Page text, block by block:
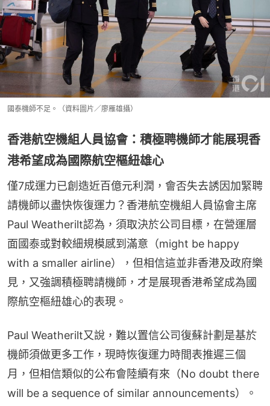
國泰機師不足。（資料圖片／廖雁雄攝）
香港航空機組人員協會：積極聘機師才能展現香
港希望成為國際航空樞紐雄心
僅7成運力已創造近百億元利潤，會否失去誘因加緊聘
請機師以盡快恢復運力？香港航空機組人員協會主席
Paul Weatherilt認為，須取決於公司目標，在營運層
面國泰或對較細規模感到滿意（might be happy
with a smaller airline），但相信這並非香港及政府樂
見，又強調積極聘請機師，才是展現香港希望成為國
際航空樞紐雄心的表現。
Paul Weatherilt又說，難以置信公司復蘇計劃是基於
機師須做更多工作，現時恢復運力時間表推遲三個
月，但相信類似的公布會陸續有來（No doubt there
will be a sequence of similar announcements）。